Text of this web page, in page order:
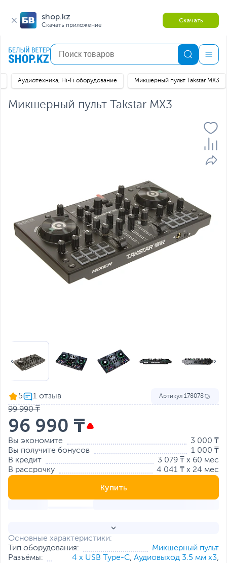
shop.kz
Скачать приложение
Скачать
Аудиотехника, Hi-Fi оборудование Микшерный пульт Takstar MX3
Микшерный пульт Takstar MX3
Основные характеристики:
Тип оборудования:
Микшерный пульт
Разъёмы:
4 x USB Type-C, Аудиовыход 3.5 мм x3,
5 Артикул 178078
99 990 ₸
96 990 ₸
Вы экономите
3 000 ₸
Вы получите бонусов
1 000 ₸
В кредит
3 079 ₸ x 60 мес
В рассрочку
4 041 ₸ x 24 мес
Купить